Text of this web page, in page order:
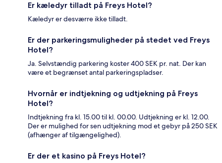
Er kæledyr tilladt på Freys Hotel?
Kæledyr er desværre ikke tilladt.
Er der parkeringsmuligheder på stedet ved Freys
Hotel?
Ja. Selvstændig parkering koster 400 SEK pr. nat. Der kan
være et begrænset antal parkeringspladser.
Hvornår er indtjekning og udtjekning på Freys
Hotel?
Indtjekning fra kl. 15.00 til kl. 00.00. Udtjekning er kl. 12.00.
Der er mulighed for sen udtjekning mod et gebyr på 250 SEK
(afhænger af tilgængelighed).
Er der et kasino på Freys Hotel?